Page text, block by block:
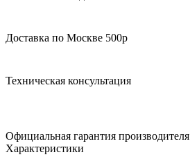
Доставка по Москве 500р
Техническая консультация
Официальная гарантия производителя
Характеристики